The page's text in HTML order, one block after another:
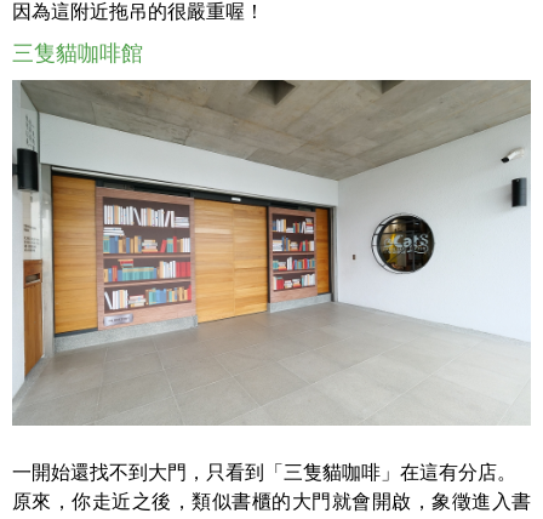
因為這附近拖吊的很嚴重喔！
三隻貓咖啡館
一開始還找不到大門，只看到「三隻貓咖啡」在這有分店。
原來，你走近之後，類似書櫃的大門就會開啟，象徵進入書